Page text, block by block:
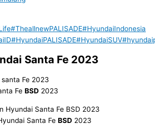
#TheallnewPALISADE#HyundaiIndonesia
#HyundaiPALISADE#HyundaiSUV
Santa Fe 2023
FeBSD 2023
Santa FeBSD 2023